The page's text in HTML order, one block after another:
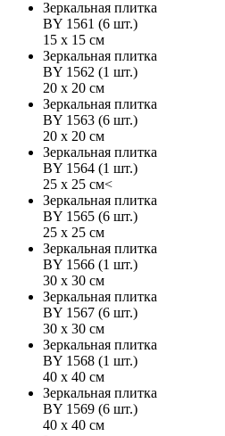
Зеркальная плитка
BY 1561 (6 шт.)
15 х 15 см
Зеркальная плитка
BY 1562 (1 шт.)
20 х 20 см
Зеркальная плитка
BY 1563 (6 шт.)
20 х 20 см
Зеркальная плитка
BY 1564 (1 шт.)
25 х 25 см<
Зеркальная плитка
BY 1565 (6 шт.)
25 х 25 см
Зеркальная плитка
BY 1566 (1 шт.)
30 х 30 см
Зеркальная плитка
BY 1567 (6 шт.)
30 х 30 см
Зеркальная плитка
BY 1568 (1 шт.)
40 х 40 см
Зеркальная плитка
BY 1569 (6 шт.)
40 х 40 см